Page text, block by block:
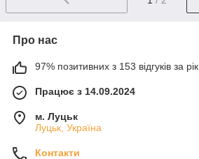
Про нас
97% позитивних з 153 відгуків за рік
Працює з 14.09.2024
м. Луцьк
Луцьк, Україна
Контакти